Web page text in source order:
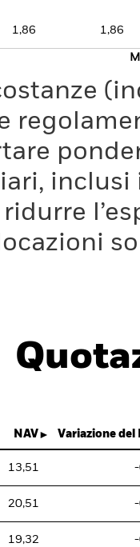
1,86 1,86
inclusi
NAV Variazione del
13,51
20,51
19,32